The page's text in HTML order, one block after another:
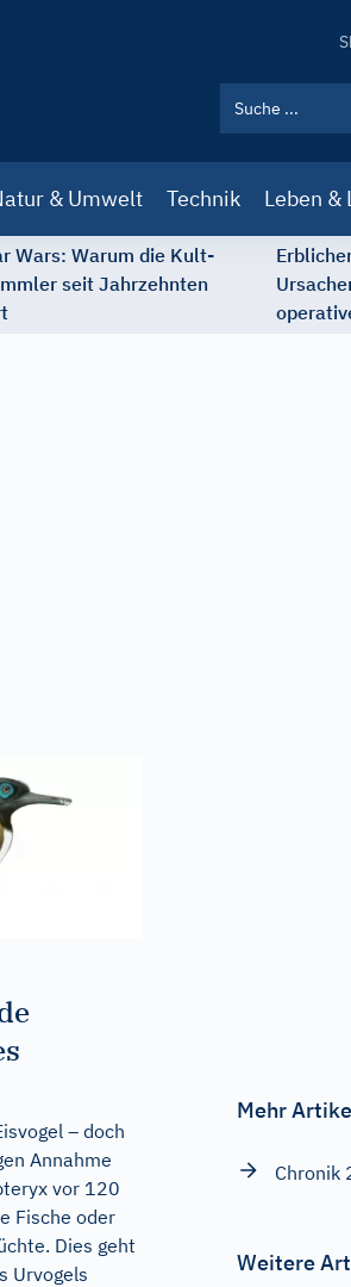
& Umwelt Technik Leben &
Wars: Warum die Kult-
seit Jahrzehnten
– doch
Annahme
vor 120
Fische oder
Dies geht
Urvogels
Mehr
Chronik
Weitere